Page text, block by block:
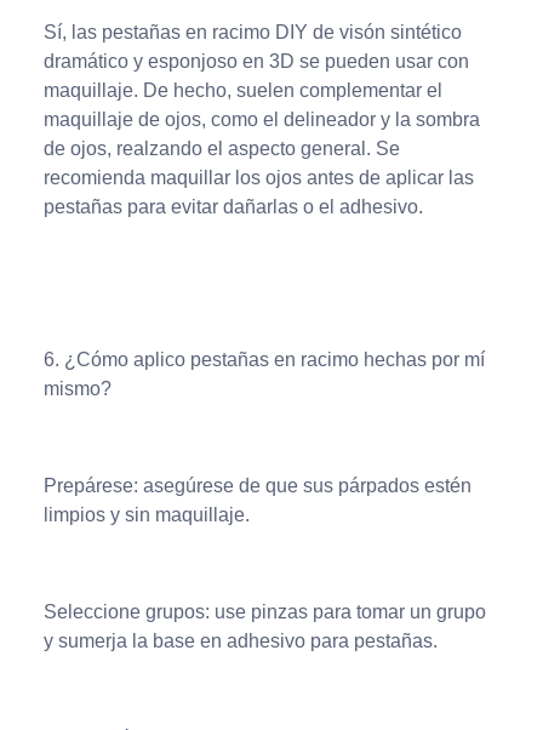
Sí, las pestañas en racimo DIY de visón sintético
dramático y esponjoso en 3D se pueden usar con
maquillaje. De hecho, suelen complementar el
maquillaje de ojos, como el delineador y la sombra
de ojos, realzando el aspecto general. Se
recomienda maquillar los ojos antes de aplicar las
pestañas para evitar dañarlas o el adhesivo.
6. ¿Cómo aplico pestañas en racimo hechas por mí
mismo?
Prepárese: asegúrese de que sus párpados estén
limpios y sin maquillaje.
Seleccione grupos: use pinzas para tomar un grupo
y sumerja la base en adhesivo para pestañas.